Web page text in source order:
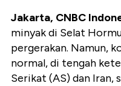
Jakarta, CNBC
minyak di Selat
pergerakan. Namun,
normal, di tengah
Serikat (AS) dan Iran,